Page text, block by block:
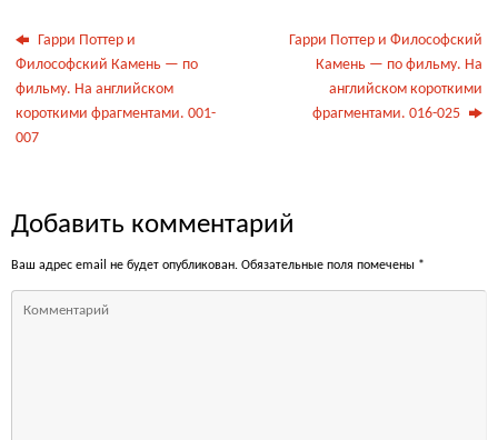
Гарри Поттер и
Философский Камень — по
фильму. На английском
короткими фрагментами. 001-
007
Гарри Поттер и Философский
Камень — по фильму. На
английском короткими
фрагментами. 016-025
Добавить комментарий
Ваш адрес email не будет опубликован. Обязательные поля помечены *